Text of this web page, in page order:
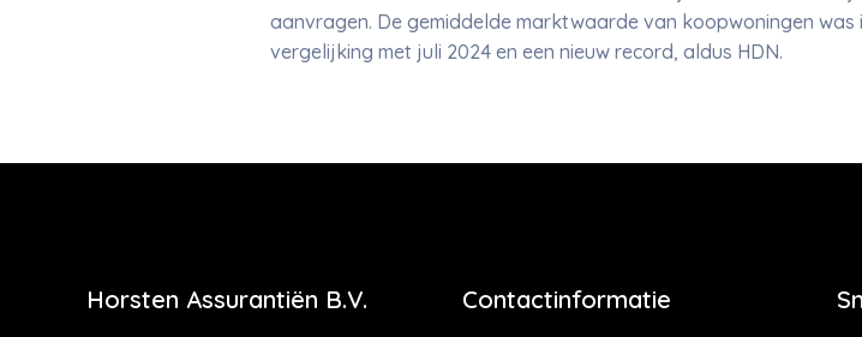
aanvragen. De gemiddelde marktwaarde van koopwoningen was
vergelijking met juli 2024 en een nieuw record, aldus HDN.
Horsten Assurantiën B.V. Contactinformatie